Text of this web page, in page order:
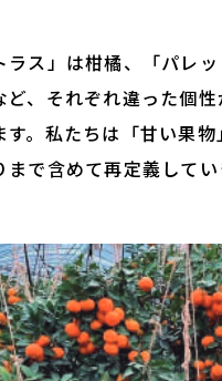
ス」は柑橘、「パレ
、それぞれ違った個
す。私たちは「甘い果
で含めて再定義してい